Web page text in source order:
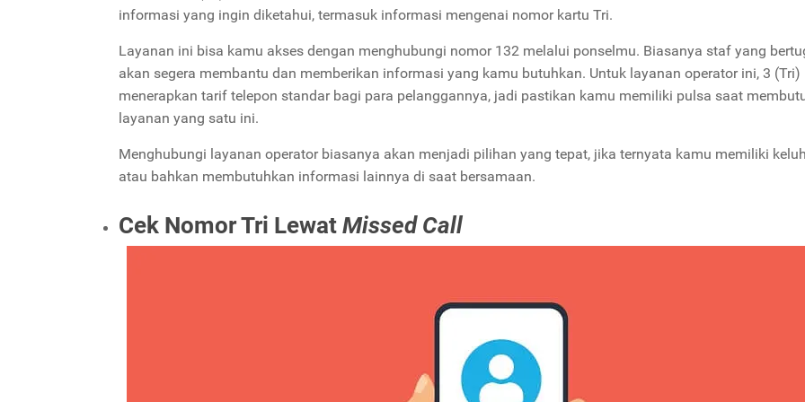
informasi yang ingin diketahui, termasuk informasi mengenai nomor kartu Tri.
Layanan ini bisa kamu akses dengan menghubungi nomor 132 melalui ponselmu. Biasanya staf yang
akan segera membantu dan memberikan informasi yang kamu butuhkan. Untuk layanan operator ini, 3 (Tri)
menerapkan tarif telepon standar bagi para pelanggannya, jadi pastikan kamu memiliki pulsa saat
layanan yang satu ini.
Menghubungi layanan operator biasanya akan menjadi pilihan yang tepat, jika ternyata kamu memiliki
atau bahkan membutuhkan informasi lainnya di saat bersamaan.
Cek Nomor Tri Lewat Missed Call